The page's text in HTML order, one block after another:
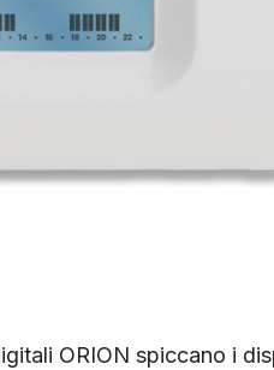
ORION spiccano i